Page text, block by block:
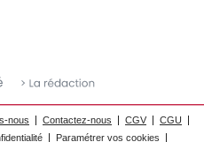
nous Contactez-nous CGV
CGU
Paramétrer vos cookies